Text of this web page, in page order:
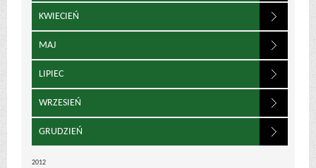
KWIECIEŃ
MAJ
LIPIEC
WRZESIEŃ
GRUDZIEŃ
2012